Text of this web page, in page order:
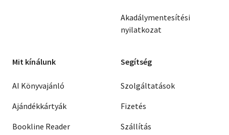
Akadálymentesítési
nyilatkozat
Mit kínálunk
AI Könyvajánló
Ajándékkártyák
Bookline Reader
Segítség
Szolgáltatások
Fizetés
Szállítás